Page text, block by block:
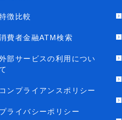
徴比較
費者金融ATM検索
部サービスの利用につい
コンプライアンスポリシー
プライバシーポリシー